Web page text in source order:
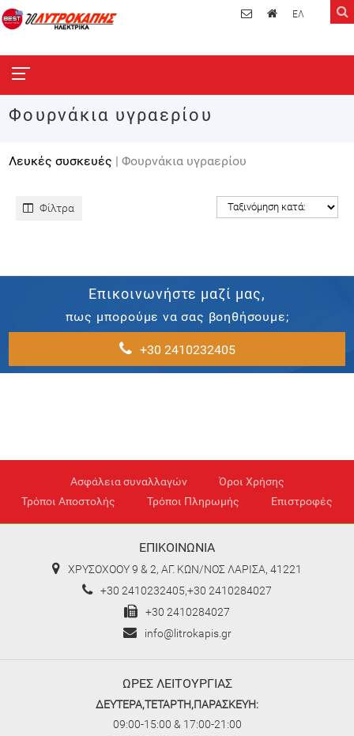
ΕΛ
Φουρνάκια υγραερίου
Λευκές συσκευές | Φουρνάκια υγραερίου
Φίλτρα
Επικοινωνήστε μαζί μας,
πως μπορούμε να σας βοηθήσουμε;
+30 2410232405
Ασφάλεια συναλλαγών
Όροι Χρήσης
Τρόποι Αποστολής
Τρόποι Πληρωμής Επιστροφές
ΕΠΙΚΟΙΝΩΝΙΑ
ΧΡΥΣΟΧΟΟΥ 9 & 2, ΑΓ. ΚΩΝ/ΝΟΣ ΛΑΡΙΣΑ, 41221
+30 2410232405,+30 2410284027
+30 2410284027
info@litrokapis.gr
ΩΡΕΣ ΛΕΙΤΟΥΡΓΙΑΣ
ΔΕΥΤΕΡΑ,ΤΕΤΑΡΤΗ,ΠΑΡΑΣΚΕΥΗ:
09:00-15:00 & 17:00-21:00